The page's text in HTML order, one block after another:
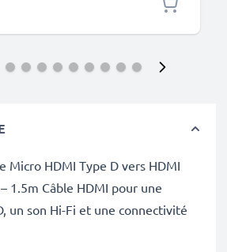
Micro HDMI Type D vers HDMI
1.5m Câble HDMI pour une
un son Hi-Fi et une connectivité